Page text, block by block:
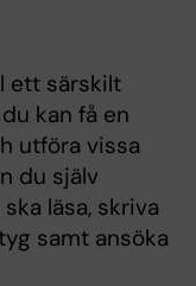
ett särskilt
kan få en
utföra vissa
du själv
läsa, skriva
samt ansöka